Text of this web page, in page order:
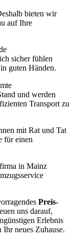
bieten wir
auf Ihre
sicher fühlen
guten Händen.
und werden
Transport zu
mit Rat und Tat
für einen
in Mainz
Preis-
uns darauf,
Erlebnis
Ihr neues Zuhause.